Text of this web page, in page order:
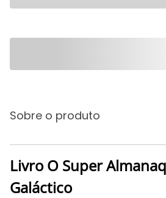
Sobre o produto
Livro O Super
Galáctico